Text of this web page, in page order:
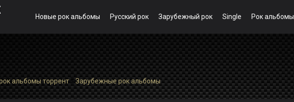
Новые рок альбомы Русский рок Зарубежный рок Single Рок альбомы
альбомы торрент»Зарубежные рок альбомы